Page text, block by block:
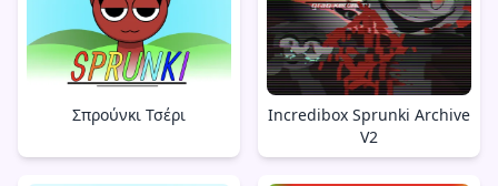
Σπρούνκι Τσέρι
Incredibox Sprunki Archive
V2